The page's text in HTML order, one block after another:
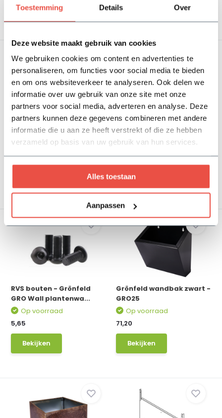
Toestemming Details Over
Deze website maakt gebruik van cookies
We gebruiken cookies om content en advertenties te
personaliseren, om functies voor social media te bieden
en om ons websiteverkeer te analyseren. Ook delen we
informatie over uw gebruik van onze site met onze
partners voor social media, adverteren en analyse. Deze
partners kunnen deze gegevens combineren met andere
informatie die u aan ze heeft verstrekt of die ze hebben
verzameld op basis van uw gebruik van hun services.
Alles toestaan
Aanpassen
Bekijken
Grönfeld wandbak goud -
GRO25 - Limited ...
Niet op voorraad
71,20
Grönfeld plantenbak
roest - Hoogte 25 cm
Op voorraad
108,25
Bekijken
RVS bouten - Grönfeld
GRO Wall plantenwa...
Op voorraad
5,65
Bekijken
Grönfeld wandbak zwart -
GRO25
Op voorraad
71,20
Bekijken